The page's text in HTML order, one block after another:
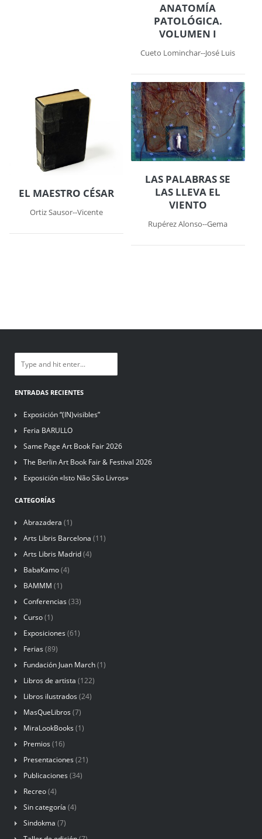
ANATOMÍA
PATOLÓGICA.
VOLUMEN I
Cueto Lominchar--José Luis
EL MAESTRO CÉSAR
Ortiz Sausor--Vicente
LAS PALABRAS SE
LAS LLEVA EL
VIENTO
Rupérez Alonso--Gema
ENTRADAS RECIENTES
Exposición “(IN)visibles”
Feria BARULLO
Same Page Art Book Fair 2026
The Berlin Art Book Fair & Festival 2026
Exposición «Isto Não São Livros»
CATEGORÍAS
Abrazadera (1)
Arts Libris Barcelona (11)
Arts Libris Madrid(4)
BabaKamo(4)
BAMMM (1)
Conferencias (33)
Curso(1)
Exposiciones (61)
Ferias (89)
Fundación Juan March(1)
Libros de artista (122)
Libros ilustrados (24)
MasQueLibros (7)
MiraLookBooks (1)
Premios (16)
Presentaciones (21)
Publicaciones (34)
Recreo(4)
Sin categoría (4)
Sindokma (7)